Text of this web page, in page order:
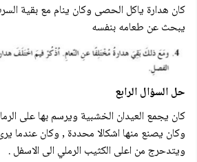
كان هدارة ياكل الحصى وكان ينام مع بقية
يبحث عن طعامه بنفسه
حل السؤال الرابع
كان يجمع العيدان الخشبية ويرسم بها على
وكان يصنع منها اشكالا محددة , وكان عندما
ويتدحرج من اعلى الكثيب الرملي الى الاسفل .